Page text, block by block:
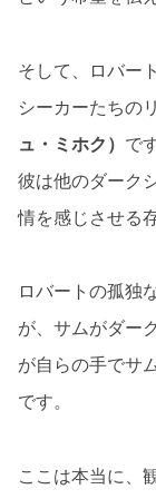
そして、ロバー
シーカーたちの
ュ・ミホク） で
彼は他のダーク
情を感じさせる
ロバートの孤独
が、サムがダー
が自らの手でサ
です。
ここは本当に、